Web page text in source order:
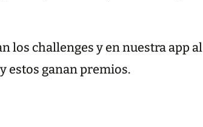
los challenges y en nuestra app al
y estos ganan premios.